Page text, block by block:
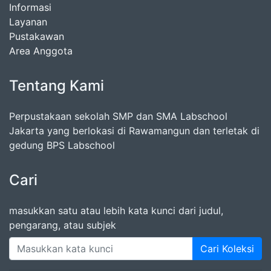
Informasi
Layanan
Pustakawan
Area Anggota
Tentang Kami
Perpustakaan sekolah SMP dan SMA Labschool
Jakarta yang berlokasi di Rawamangun dan terletak di
gedung BPS Labschool
Cari
masukkan satu atau lebih kata kunci dari judul,
pengarang, atau subjek
Cari Koleksi